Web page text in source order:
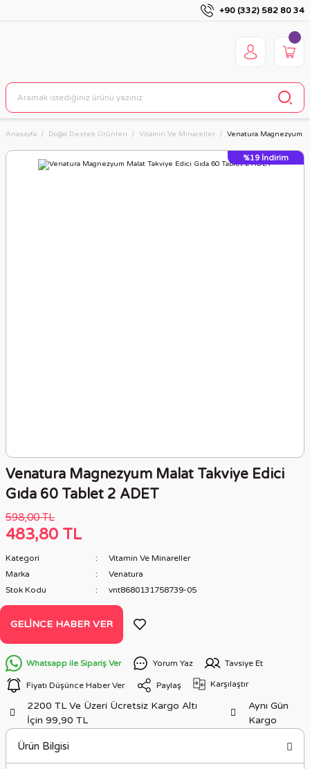
+90 (332) 582 80 34
Anasayfa Doğal Destek Ürünleri Vitamin Ve Minareller Venatura Magnezyum
%19 İndirim
Venatura Magnezyum Malat Takviye Edici
Gıda 60 Tablet 2 ADET
598,00 TL
483,80 TL
Kategori
Vitamin Ve Minareller
Marka
Venatura
Stok Kodu
vnt8680131758739-05
GELINCE HABER VER
Whatsapp ile Sipariş Ver Yorum Yaz Tavsiye Et
Fiyatı Düşünce Haber Ver Paylaş Karşılaştır
2200 TL Ve Üzeri Ücretsiz Kargo Altı
İçin 99,90 TL
Aynı Gün
Kargo
Ürün Bilgisi